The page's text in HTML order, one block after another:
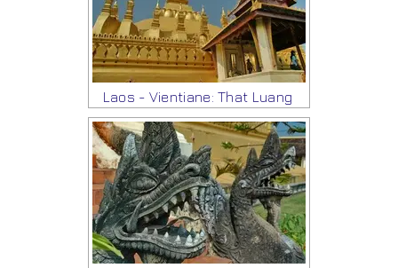
Laos - Vientiane: That Luang